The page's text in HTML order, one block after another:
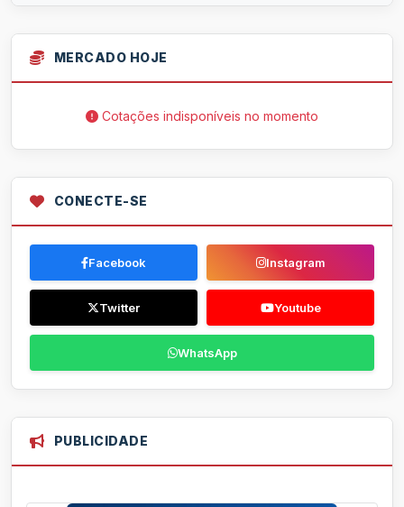
MERCADO HOJE
Cotações indisponíveis no momento
CONECTE-SE
Facebook Instagram
Twitter Youtube
WhatsApp
PUBLICIDADE